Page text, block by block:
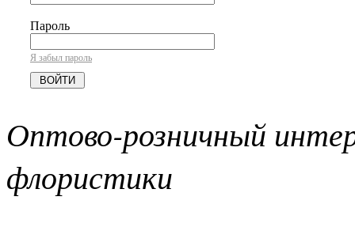
Пароль
Я забыл пароль
Оптово-розничный
флористики